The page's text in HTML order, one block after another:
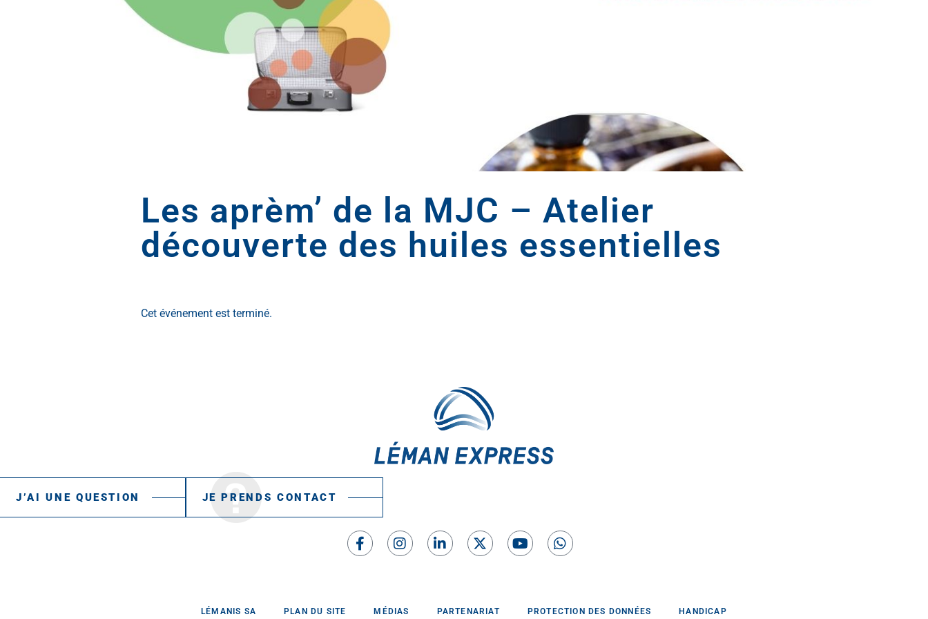
Les aprèm’ de la MJC – Atelier
découverte des huiles essentielles
Cet événement est terminé.
J’AI UNE QUESTION JE PRENDS CONTACT
LÉMANIS SA PLAN DU SITE MÉDIAS PARTENARIAT PROTECTION DES DONNÉES HANDICAP